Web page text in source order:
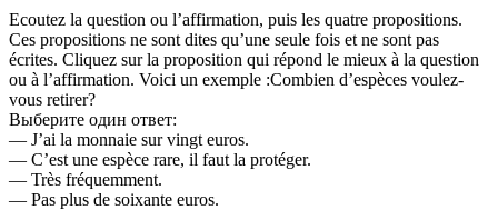
Ecoutez la question ou l’affirmation, puis les quatre propositions.
Ces propositions ne sont dites qu’une seule fois et ne sont pas
écrites. Cliquez sur la proposition qui répond le mieux à la question
ou à l’affirmation. Voici un exemple :Combien d’espèces voulez-
vous retirer?
Выберите один ответ:
— J’ai la monnaie sur vingt euros.
— C’est une espèce rare, il faut la protéger.
— Très fréquemment.
— Pas plus de soixante euros.